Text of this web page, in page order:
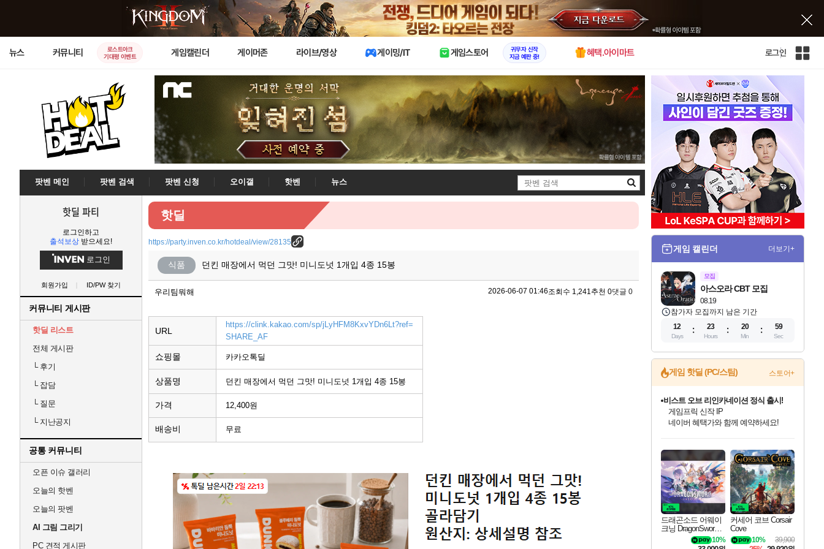
X
뉴스 커뮤니티
로스트아크
기대평 이벤트
게임캘린더 게이머존 라이브/영상 게이밍/IT 게임스토어
귀무자 신작
지금 예판 중!
혜택.아이마트 로그인
인
트
팟벤 메인 팟벤 검색 팟벤 신청 오이갤 핫벤
뉴스
검
색
핫딜 파티
로그인하고
출석보상 받으세요!
로그인
회원가입 ID/PW 찾기
커뮤니티 게시판
핫딜 리스트
전체 게시판
└후기
└잡담
└질문
└지난공지
공통 커뮤니티
오픈 이슈 갤러리
오늘의 핫벤
오늘의 팟벤
AI 그림 그리기
PC 견적 게시판
핫딜
https://party.inven.co.kr/hotdeal/view/28135
식품 던킨 매장에서 먹던 그맛! 미니도넛 1개입 4종 15봉
우리팀뭐해 2026-06-07 01:46조회수 1,241추천 0댓글 0
URL
https://clink.kakao.com/sp/jLyHFM8KxvYDn6Lt?ref=
SHARE_AF
쇼핑몰 카카오톡딜
상품명 던킨 매장에서 먹던 그맛! 미니도넛 1개입 4종 15봉
가격 12,400원
배송비 무료
게임 캘린더 더보기+
모집
08.19
아스오라 CBT 모집
참가자 모집까지 남은 기간
12
Days
23
Hours
20
Min
58
Sec
게임 핫딜 (PC/스팀) 스토어+
네이버혜택과 함께 만나보세요!
50%할인&추가 적립까지!
이니&베니 혜택까지!
비스트 오브 리인카네이션 정식 출시!
게임프릭 신작 IP
네이버 혜택가와 함께 예약하세요!
할인&네이버혜택으로 만나보세요!
네이버페이 혜택과 만나보세요!
40주년 프로모션으로 만나보세요!
네이버 포인트 혜택까지!
할인가에 만나보세요!
일부 에디션 상시 할인!
혜택으로 예약 판매 중
편안하게 충전하세요
드래곤소드 어웨이
크닝 DragonSword A
10%
커세어 코브 Corsair
Cove
39,900
10%